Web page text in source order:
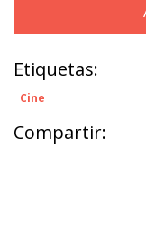
Etiquetas:
Cine
Compartir: